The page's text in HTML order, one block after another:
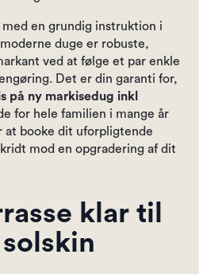
en grundig instruktion i
duge er robuste,
ved at følge et par enkle
Det er din garanti for,
på ny markisedug inkl
for hele familien i mange år
at booke dit uforpligtende
mod en opgradering af dit
klar til